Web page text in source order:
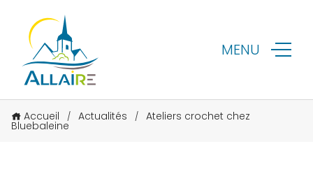
MENU
Accueil / Actualités / Ateliers crochet chez
Bluebaleine